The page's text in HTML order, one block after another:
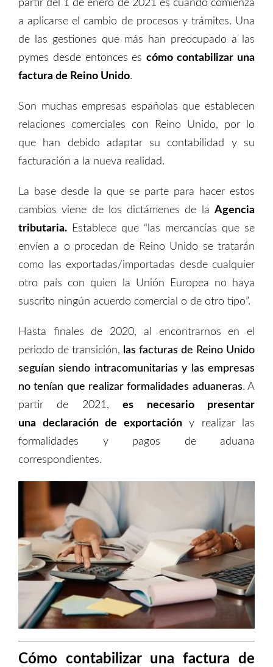
partir del 1 de enero de 2021 es cuando comienza
a aplicarse el cambio de procesos y trámites. Una
de las gestiones que más han preocupado a las
pymes desde entonces escómo contabilizar una
factura de Reino Unido.
Son muchas empresas españolas que establecen
relaciones comerciales con Reino Unido, por lo
que han debido adaptar su contabilidad y su
facturación a la nueva realidad.
La base desde la que se parte para hacer estos
cambios viene de los dictámenes de la Agencia
tributaria. Establece que “las mercancías que se
envíen a o procedan de Reino Unido se tratarán
como las exportadas/importadas desde cualquier
otro país con quien la Unión Europea no haya
suscrito ningún acuerdo comercial o de otro tipo”.
Hasta finales de 2020, al encontrarnos en el
periodo de transición, las facturas de Reino Unido
seguíansiendo intracomunitariasy
las empresas
notenían que realizar formalidades aduaneras.A
partir de 2021,es necesario presentar
una declaración de exportacióny realizar las
formalidades y pagos de aduana
correspondientes.
Cómo contabilizar una factura de